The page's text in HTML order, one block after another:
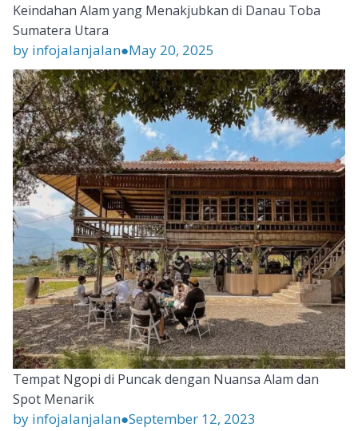
Keindahan Alam yang Menakjubkan di Danau Toba
Sumatera Utara
by infojalanjalan●May 20, 2025
Tempat Ngopi di Puncak dengan Nuansa Alam dan
Spot Menarik
by infojalanjalan●September 12, 2023